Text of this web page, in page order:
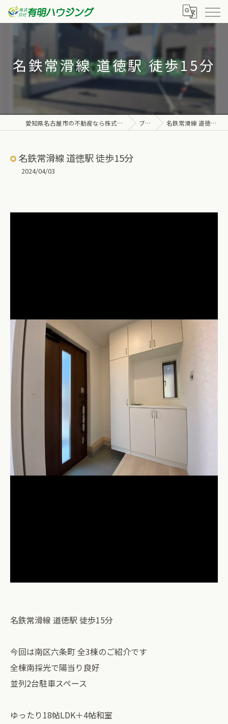
名鉄常滑線 道徳駅 徒歩15分
愛知県名古屋市の不動産なら株式会社有明ハウジング ブログ 名鉄常滑線 道徳駅 徒歩15分
名鉄常滑線 道徳駅 徒歩15分
2024/04/03
名鉄常滑線 道徳駅 徒歩15分
今回は南区六条町 全3棟のご紹介です
全棟南採光で陽当り良好
並列2台駐車スペース
ゆったり18帖LDK＋4帖和室